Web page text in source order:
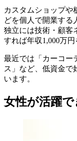
カスタムショップや
どを個人で開業する
独立には技術・顧客
すれば年収1,000万
最近では「カーコー
ス」など、低資金で
います。
女性が活躍